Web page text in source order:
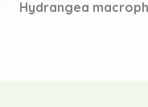
Hydrangea